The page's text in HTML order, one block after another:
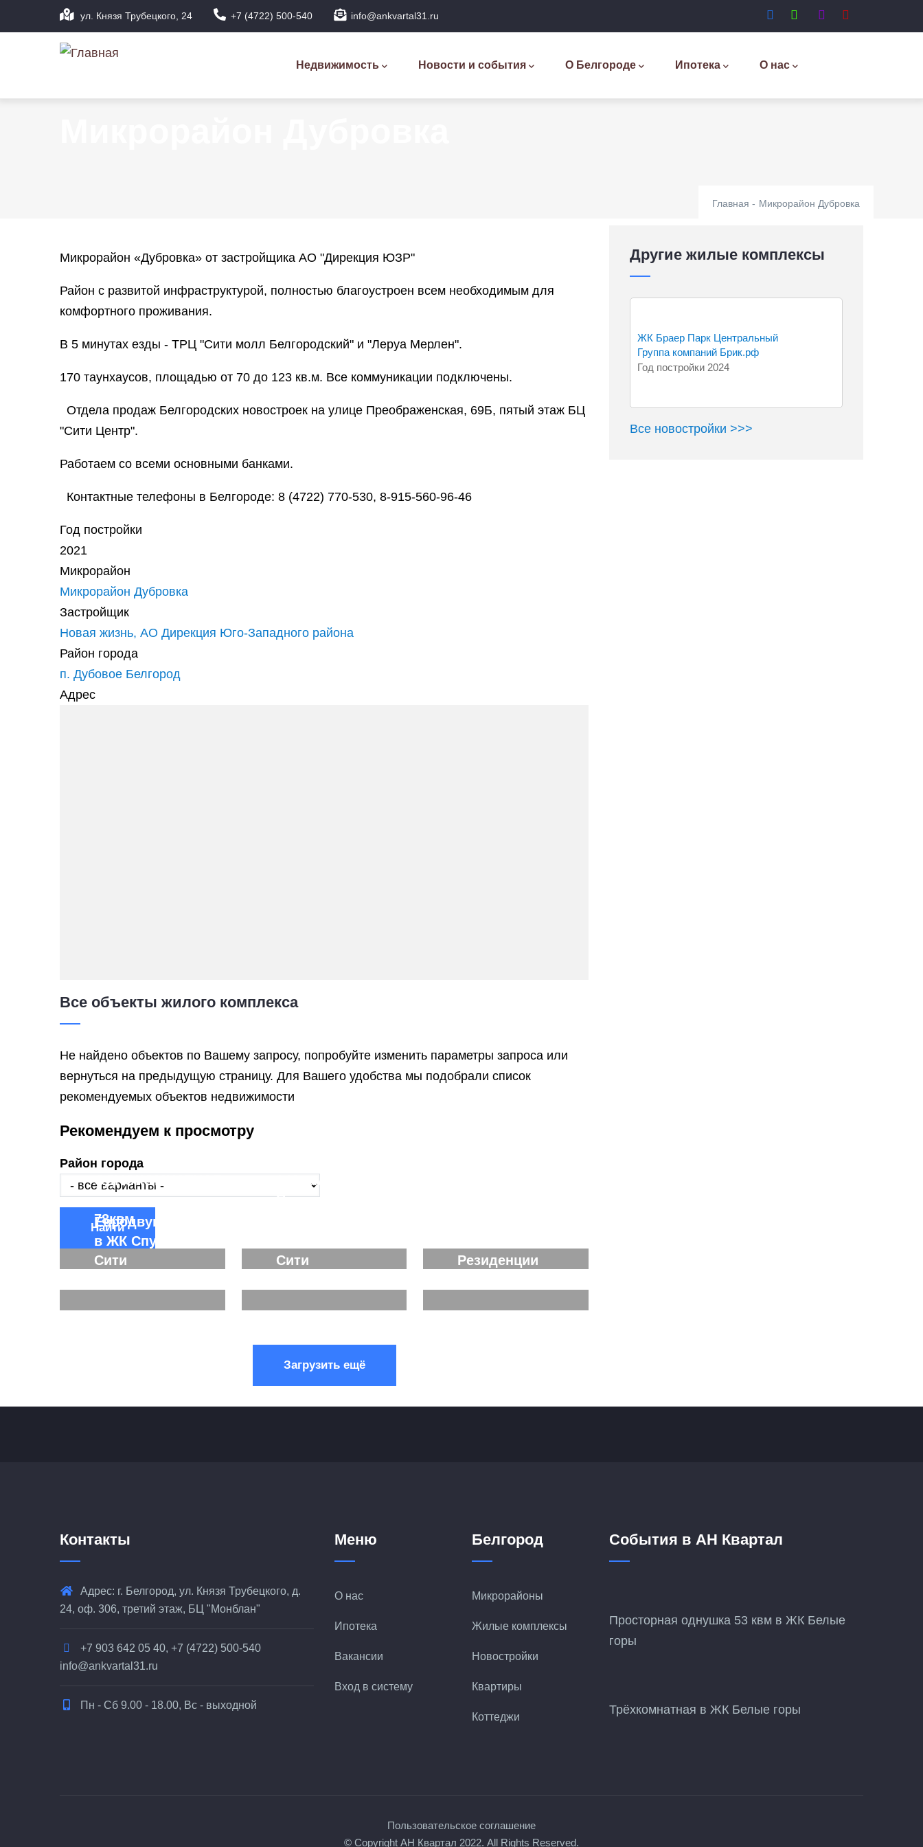
к
основному
ул. Князя Трубецкого, 24 +7 (4722) 500-540 info@ankvartal31.ru
навигация
Недвижимость Новости и события О Белгороде Ипотека О нас
Главная - Микрорайон Дубровка
Микрорайон «Дубровка» от застройщика АО "Дирекция ЮЗР"
Район с развитой инфраструктурой, полностью благоустроен всем необходимым для
комфортного проживания.
В 5 минутах езды - ТРЦ "Сити молл Белгородский" и "Леруа Мерлен".
170 таунхаусов, площадью от 70 до 123 кв.м. Все коммуникации подключены.
Отдела продаж Белгородских новостроек на улице Преображенская, 69Б, пятый этаж БЦ
"Сити Центр".
Работаем со всеми основными банками.
Контактные телефоны в Белгороде: 8 (4722) 770-530, 8-915-560-96-46
Год постройки
2021
Микрорайон
Микрорайон Дубровка
Застройщик
Новая жизнь, АО Дирекция Юго-Западного района
Район города
п. Дубовое Белгород
Адрес
Все объекты жилого комплекса
Не найдено объектов по Вашему запросу, попробуйте изменить параметры запроса или
вернуться на предыдущую страницу. Для Вашего удобства мы подобрали список
рекомендуемых объектов недвижимости
Рекомендуем к просмотру
Район города
ОДНОКОМНАТНАЯ
квартира,
78квм
Подробнее...
146квм, ЖК
Парковый.
Подробнее... Подробнее...
Евродвушка
в ЖК Спутник
Сити
Сити
Резиденции
Загрузить ещё
Другие жилые комплексы
ЖК Браер Парк Центральный
Группа компаний Брик.рф
Год постройки 2024
Все новостройки >>>
Контакты
Адрес: г. Белгород, ул. Князя Трубецкого, д.
24, оф. 306, третий этаж, БЦ "Монблан"
+7 903 642 05 40, +7 (4722) 500-540
info@ankvartal31.ru
Пн - Сб 9.00 - 18.00, Вс - выходной
Меню
О нас
Ипотека
Вакансии
Вход в систему
Белгород
Микрорайоны
Жилые комплексы
Новостройки
Квартиры
Коттеджи
События в АН Квартал
Просторная однушка 53 квм в ЖК Белые
горы
Трёхкомнатная в ЖК Белые горы
Пользовательское соглашение
© Copyright АН Квартал 2022. All Rights Reserved.